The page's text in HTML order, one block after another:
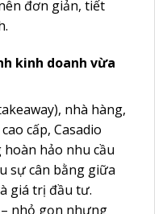
đơn giản, tiết
kinh doanh vừa
nhà hàng,
cấp, Casadio
hảo nhu cầu
sự cân bằng giữa
giá trị đầu tư.
nhỏ gọn nhưng